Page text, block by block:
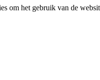
om het gebruik van de